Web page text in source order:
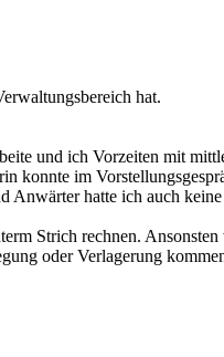
hat.
und ich Vorzeiten mit
konnte im
hatte ich auch
Strich rechnen. Ansonsten
oder Verlagerung